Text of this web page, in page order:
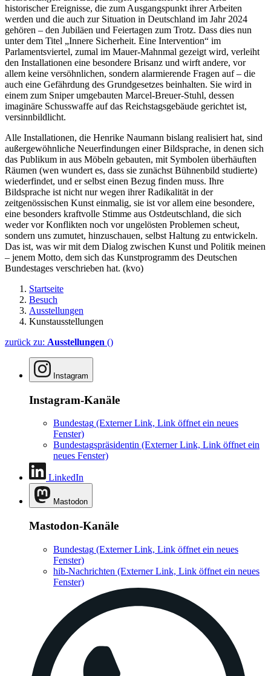
historischer Ereignisse, die zum Ausgangspunkt ihrer Arbeiten
werden und die auch zur Situation in Deutschland im Jahr 2024
gehören – den Jubiläen und Feiertagen zum Trotz. Dass dies nun
unter dem Titel „Innere Sicherheit. Eine Intervention“ im
Parlamentsviertel, zumal im Mauer-Mahnmal gezeigt wird, verleiht
den Installationen eine besondere Brisanz und wirft andere, vor
allem keine versöhnlichen, sondern alarmierende Fragen auf – die
auch eine Gefährdung des Grundgesetzes beinhalten. Sie wird in
einem zum Sniper umgebauten Marcel-Breuer-Stuhl, dessen
imaginäre Schusswaffe auf das Reichstagsgebäude gerichtet ist,
versinnbildlicht.
Alle Installationen, die Henrike Naumann bislang realisiert hat, sind
außergewöhnliche Neuerfindungen einer Bildsprache, in denen sich
das Publikum in aus Möbeln gebauten, mit Symbolen überhäuften
Räumen (wen wundert es, dass sie zunächst Bühnenbild studierte)
wiederfindet, und er selbst einen Bezug finden muss. Ihre
Bildsprache ist nicht nur wegen ihrer Radikalität in der
zeitgenössischen Kunst einmalig, sie ist vor allem eine besondere,
eine besonders kraftvolle Stimme aus Ostdeutschland, die sich
weder vor Konflikten noch vor ungelösten Problemen scheut,
sondern uns zumutet, hinzuschauen, selbst Haltung zu entwickeln.
Das ist, was wir mit dem Dialog zwischen Kunst und Politik meinen
– jenem Motto, dem sich das Kunstprogramm des Deutschen
Bundestages verschrieben hat. (kvo)
Startseite
Besuch
Ausstellungen
Kunstausstellungen
zurück zu: Ausstellungen ()
Instagram
Instagram-Kanäle
Bundestag (Externer Link, Link öffnet ein neues
Fenster)
Bundestagspräsidentin (Externer Link, Link öffnet ein
neues Fenster)
LinkedIn
Mastodon
Mastodon-Kanäle
Bundestag (Externer Link, Link öffnet ein neues
Fenster)
hib-Nachrichten (Externer Link, Link öffnet ein neues
Fenster)